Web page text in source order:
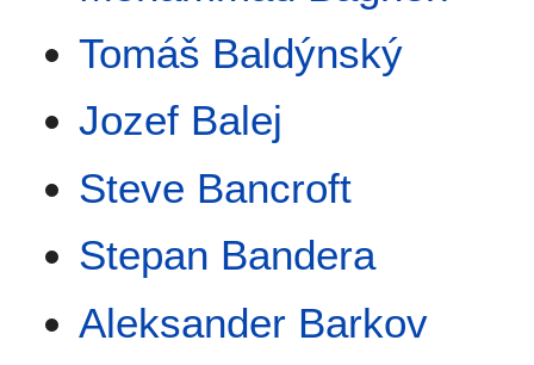
Tomáš Baldýnský
Jozef Balej
Steve Bancroft
Stepan Bandera
Aleksander Barkov